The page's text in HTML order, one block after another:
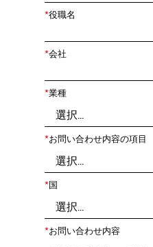
*役職名
*会社
*業種
*お問い合わせ内容の項目
*国
*お問い合わせ内容